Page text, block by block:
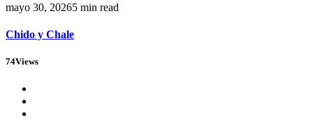
mayo 30, 20265 min read
Chido y Chale
74Views